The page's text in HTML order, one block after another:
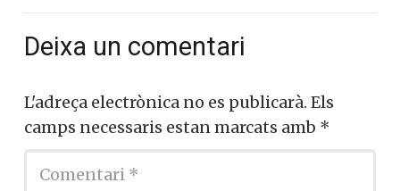
Deixa un comentari
L'adreça electrònica no es publicarà. Els
camps necessaris estan marcats amb *